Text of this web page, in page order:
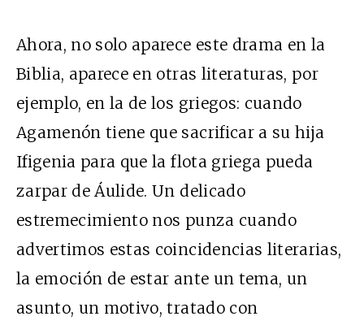
Ahora, no solo aparece este drama en la
Biblia, aparece en otras literaturas, por
ejemplo, en la de los griegos: cuando
Agamenón tiene que sacrificar a su hija
Ifigenia para que la flota griega pueda
zarpar de Áulide. Un delicado
estremecimiento nos punza cuando
advertimos estas coincidencias literarias,
la emoción de estar ante un tema, un
asunto, un motivo, tratado con